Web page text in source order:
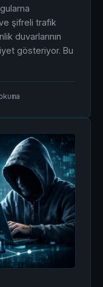
şifreli trafik
duvarlarının
gösteriyor. Bu